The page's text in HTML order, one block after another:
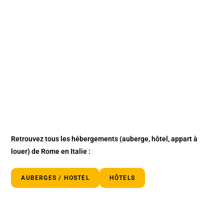
Retrouvez tous les hébergements(auberge, hôtel, appart à
louer) de Rome en Italie :
AUBERGES / HOSTEL HÔTELS